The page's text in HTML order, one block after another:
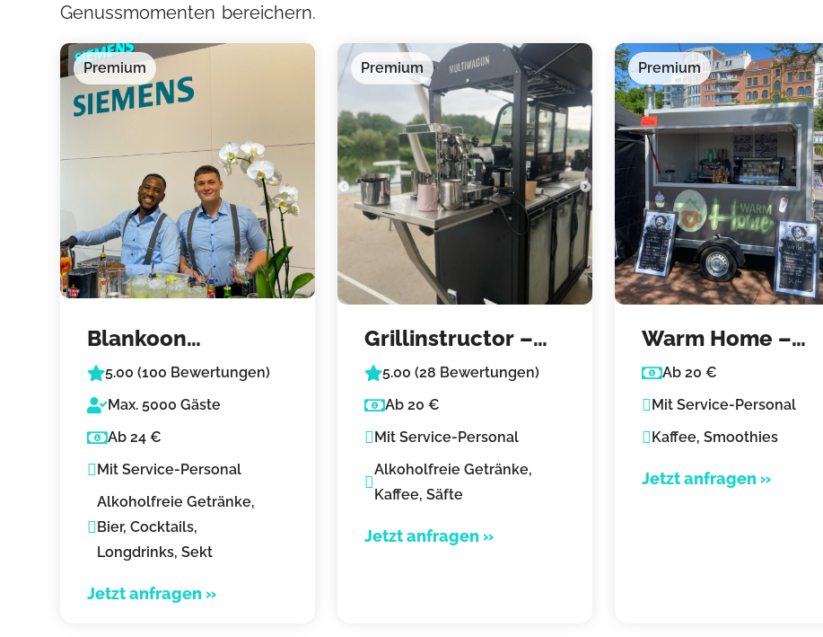
Genussmomenten bereichern.
Premium
Blankoon
Cocktails & Events
5.00 (100 Bewertungen)
Max. 5000 Gäste
Ab 24 €
Mit Service-Personal
Alkoholfreie Getränke,
Bier, Cocktails,
Longdrinks, Sekt
Jetzt anfragen »
Premium
Grillinstructor –
die mobile
Kaffeebar
5.00 (28 Bewertungen)
Ab 20 €
Mit Service-Personal
Alkoholfreie Getränke,
Kaffee, Säfte
Jetzt anfragen »
Premium
Warm Home –
Mobile Kaffeebar
& Kaffee Catering
Ab 20 €
Mit Service-Personal
Kaffee, Smoothies
Jetzt anfragen »